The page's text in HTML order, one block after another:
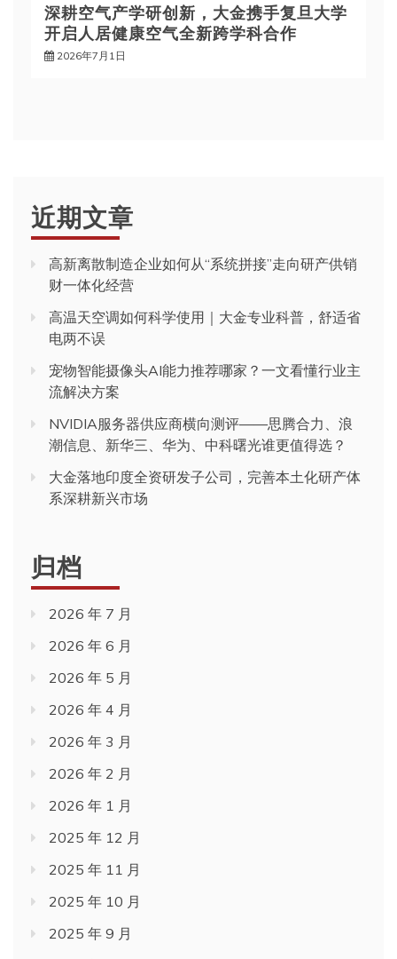
深耕空气产学研创新，大金携手复旦大学
开启人居健康空气全新跨学科合作
2026年7月1日
近期文章
高新离散制造企业如何从“系统拼接”走向研产供销
财一体化经营
高温天空调如何科学使用｜大金专业科普，舒适省
电两不误
宠物智能摄像头AI能力推荐哪家？一文看懂行业主
流解决方案
NVIDIA服务器供应商横向测评——思腾合力、浪
潮信息、新华三、华为、中科曙光谁更值得选？
大金落地印度全资研发子公司，完善本土化研产体
系深耕新兴市场
归档
2026 年 7 月
2026 年 6 月
2026 年 5 月
2026 年 4 月
2026 年 3 月
2026 年 2 月
2026 年 1 月
2025 年 12 月
2025 年 11 月
2025 年 10 月
2025 年 9 月